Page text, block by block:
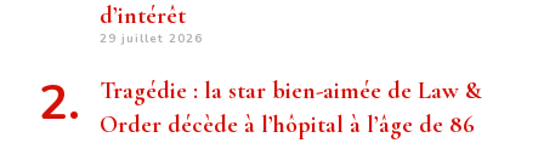
d’intérêt
29 juillet 2026
Tragédie : la star bien-aimée de Law &
Order décède à l’hôpital à l’âge de 86